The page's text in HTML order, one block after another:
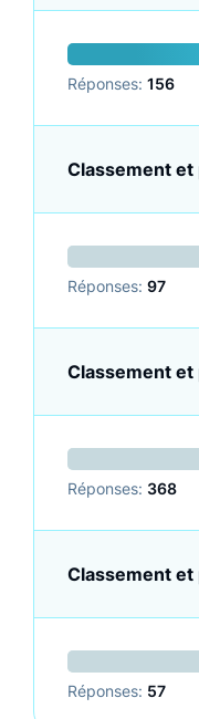
Réponses: 156
Classement
Réponses: 97
Classement
Réponses: 368
Classement
Réponses: 57